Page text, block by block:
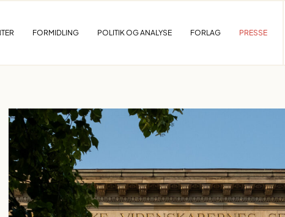
FORMIDLING POLITIK OG ANALYSE FORLAG
PRESSE